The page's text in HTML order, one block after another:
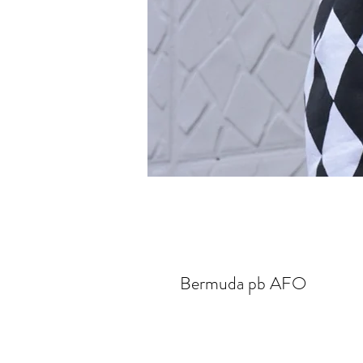
Bermuda pb AFO